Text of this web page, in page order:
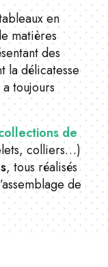
en
matières
des
la délicatesse
toujours
de
colliers…)
, tous réalisés
de